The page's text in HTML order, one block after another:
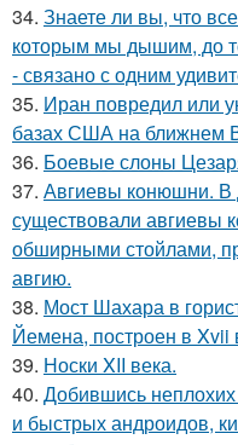
34. Знаете ли вы, что
которым мы дышим, до
- связано с одним
35. Иран повредил или
базах США на ближнем
36. Боевые слоны
37. Авгиевы конюшни. В
существовали авгиевы
обширными стойлами,
авгию.
38. Мост Шахара в
Йемена, построен в Xvii
39. Носки XII века.
40. Добившись неплохих
и быстрых андроидов,